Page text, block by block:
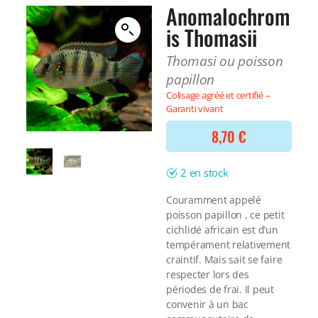
BONNES AFFAIRES
Voir tout
DERNIERS ARRIVAGES
Voir tout
Filtre interne
Voir tout
NOURRITURE
Nourriture Lyophilisée
Nourriture sèche
Nourriture vivante
Spéciale herbivores
Spécifique
Voir tout
TRAITEMENT DE L'EAU
Spécial bassin
Additifs
Engrais
Voir tout
BONNES AFFAIRES
Voir tout
DERNIERS ARRIVAGES
Anomalochrom
is Thomasii
Thomasi ou poisson
papillon
Colisage agréé et certifié –
Garanti vivant
8,70€
2 en stock
Couramment appelé
poisson papillon , ce petit
cichlidé africain est d’un
tempérament relativement
craintif. Mais sait se faire
respecter lors des
périodes de frai. Il peut
convenir à un bac